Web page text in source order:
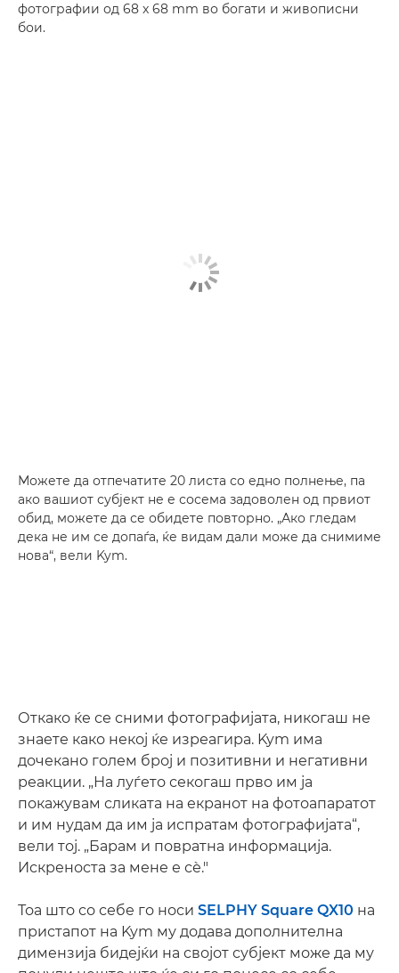
фотографии од 68 x 68 mm во богати и живописни
бои.
Можете да отпечатите 20 листа со едно полнење, па
ако вашиот субјект не е сосема задоволен од првиот
обид, можете да се обидете повторно. „Ако гледам
дека не им се допаѓа, ќе видам дали може да снимиме
нова“, вели Kym.
Откако ќе се сними фотографијата, никогаш не
знаете како некој ќе изреагира. Kym има
дочекано голем број и позитивни и негативни
реакции. „На луѓето секогаш прво им ја
покажувам сликата на екранот на фотоапаратот
и им нудам да им ја испратам фотографијата“,
вели тој. „Барам и повратна информација.
Искреноста за мене е сѐ."
Тоа што со себе го носи SELPHY Square QX10 на
пристапот на Kym му додава дополнителна
димензија бидејќи на својот субјект може да му